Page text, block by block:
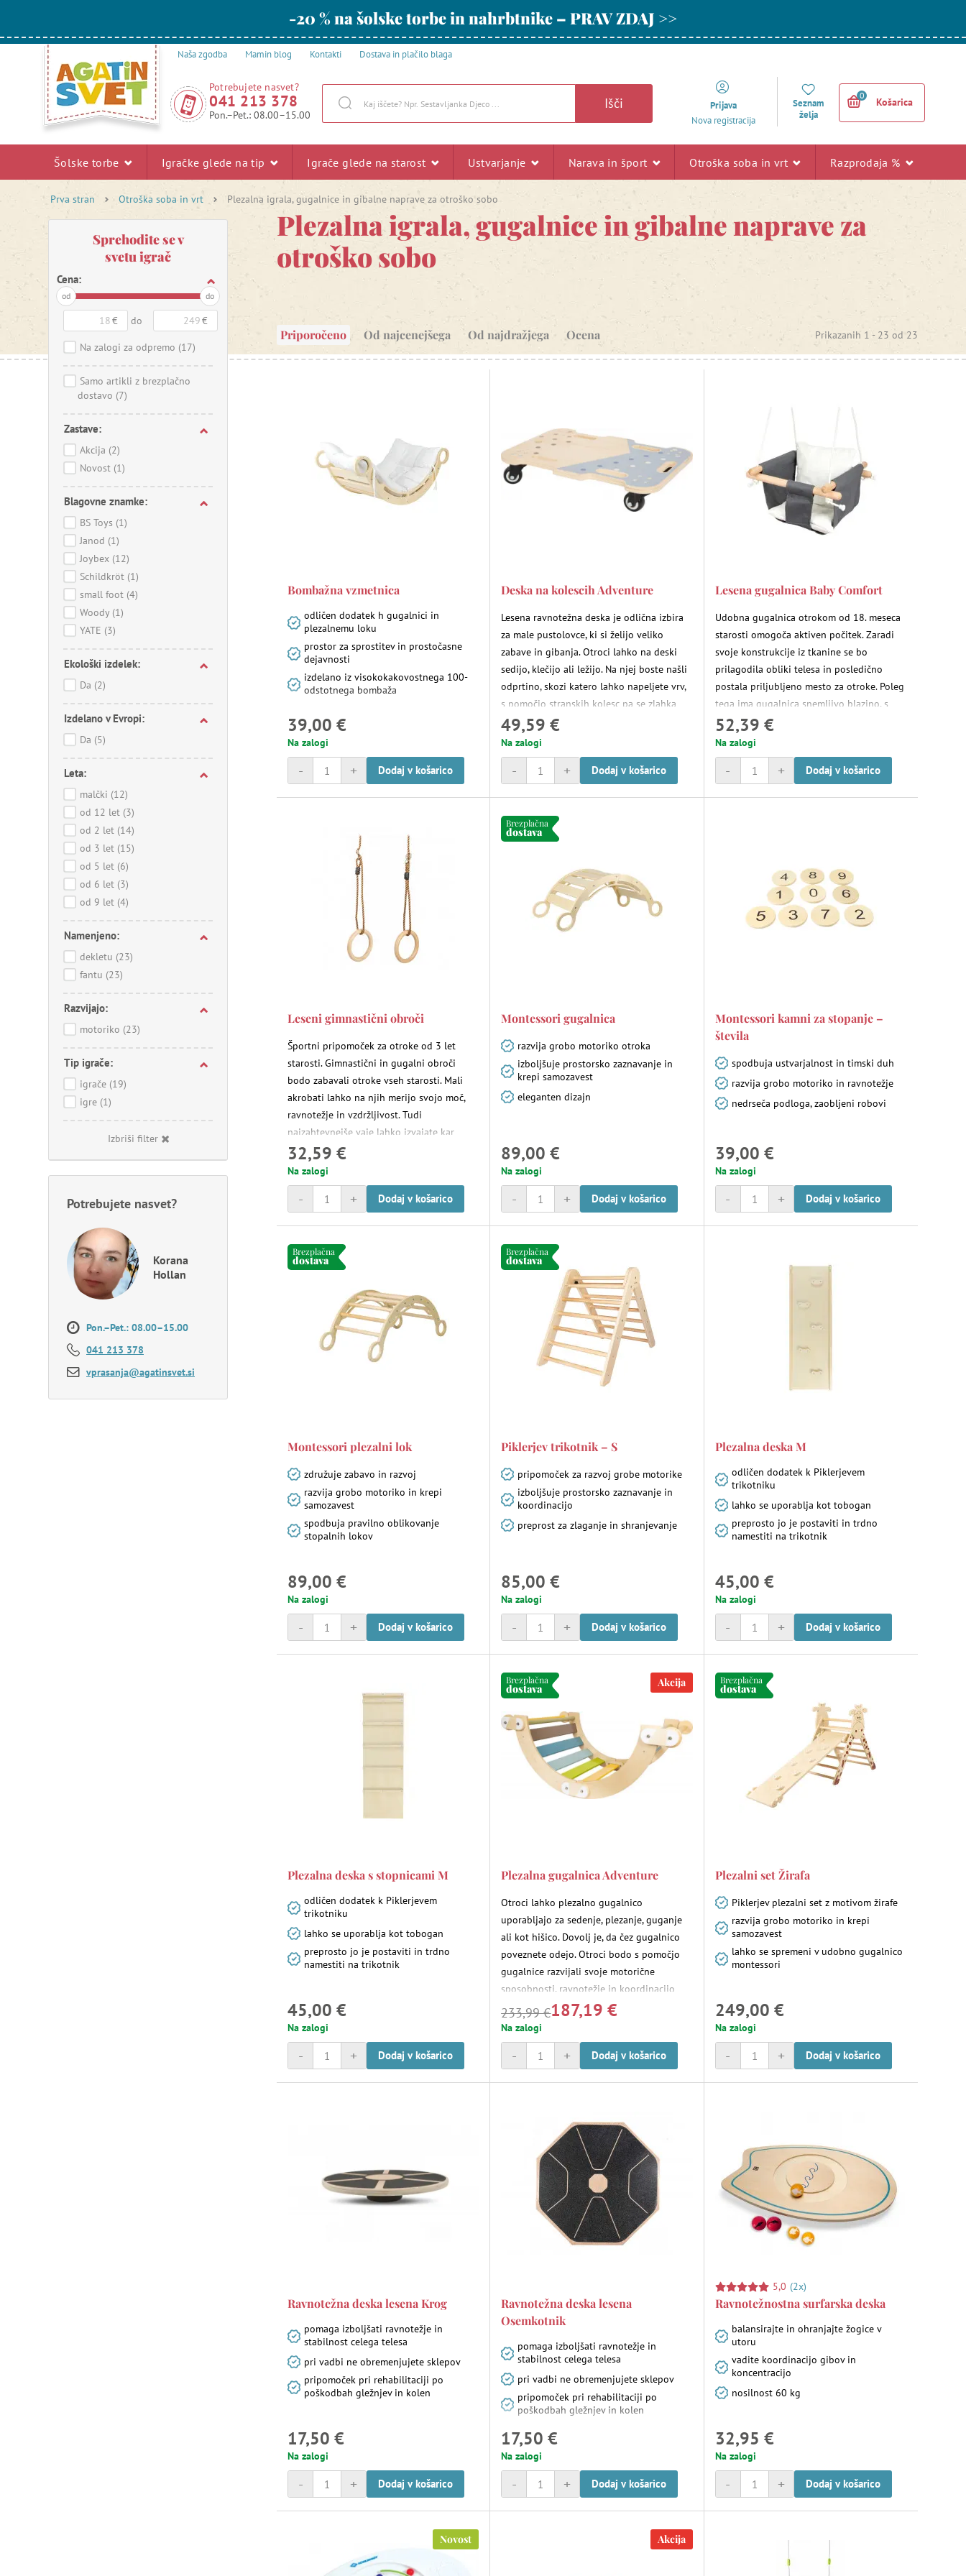
-20 % na šolske torbe in nahrbtnike – PRAV ZDAJ >>
Naša zgodba Mamin blog Kontakti Dostava in plačilo blaga
Potrebujete nasvet?
041 213 378
Pon.–Pet.: 08.00–15.00
Išči
Prijava
Nova registracija
Seznam
želja
0
Košarica
Šolske torbe Igračke glede na tip Igrače glede na starost Ustvarjanje Narava in šport Otroška soba in vrt Razprodaja %
Prva stran Otroška soba in vrt Plezalna igrala, gugalnice in gibalne naprave za otroško sobo
Sprehodite se v
svetu igrač
Cena:
od do
€ do €
Na zalogi za odpremo (17)
Samo artikli z brezplačno
dostavo (7)
Zastave:
Akcija (2)
Novost (1)
Blagovne znamke:
BS Toys (1)
Janod (1)
Joybex (12)
Schildkröt (1)
small foot (4)
Woody (1)
YATE (3)
Ekološki izdelek:
Da (2)
Izdelano v Evropi:
Da (5)
Leta:
malčki (12)
od 12 let (3)
od 2 let (14)
od 3 let (15)
od 5 let (6)
od 6 let (3)
od 9 let (4)
Namenjeno:
dekletu (23)
fantu (23)
Razvijajo:
motoriko (23)
Tip igrače:
igrače (19)
igre (1)
Izbriši filter
Potrebujete nasvet?
Korana
Hollan
Pon.–Pet.: 08.00–15.00
041 213 378
vprasanja@agatinsvet.si
Plezalna igrala, gugalnice in gibalne naprave za
otroško sobo
Priporočeno Od najcenejšega Od najdražjega Ocena Prikazanih 1 - 23 od 23
Bombažna vzmetnica
odličen dodatek h gugalnici in
plezalnemu loku
prostor za sprostitev in prostočasne
dejavnosti
izdelano iz visokokakovostnega 100-
odstotnega bombaža
39,00 €
Na zalogi
+
- Dodaj v košarico
Deska na kolescih Adventure
Lesena ravnotežna deska je odlična izbira
za male pustolovce, ki si želijo veliko
zabave in gibanja. Otroci lahko na deski
sedijo, klečijo ali ležijo. Na njej boste našli
odprtino, skozi katero lahko napeljete vrv,
s pomočjo stranskih kolesc pa se zlahka
obrača. Razmiki med odprtinami ščitijo
roke pri držanju. Zaradi gumiranih kolesc
se deska premika tiho in enostavno.
49,59 €
Na zalogi
+
- Dodaj v košarico
Lesena gugalnica Baby Comfort
Udobna gugalnica otrokom od 18. meseca
starosti omogoča aktiven počitek. Zaradi
svoje konstrukcije iz tkanine se bo
prilagodila obliki telesa in posledično
postala priljubljeno mesto za otroke. Poleg
tega ima gugalnica snemljivo blazino, s
katero lahko sedež prilagodite tudi
najmanjšim otrokom, in med guganjem se
bodo počutili kot na oblaku!
52,39 €
Na zalogi
+
- Dodaj v košarico
Leseni gimnastični obroči
Športni pripomoček za otroke od 3 let
starosti. Gimnastični in gugalni obroči
bodo zabavali otroke vseh starosti. Mali
akrobati lahko na njih merijo svojo moč,
ravnotežje in vzdržljivost. Tudi
najzahtevnejše vaje lahko izvajate kar
doma ali na vrtu. Velikost obročev je
prilagojena tudi manjšim otrokom. Vrvi so
enostavno nastavljive po višini, na koncih
pa imajo kovinske obročke za obešanje.
32,59 €
Na zalogi
+
- Dodaj v košarico
Brezplačna
dostava
Montessori gugalnica
razvija grobo motoriko otroka
izboljšuje prostorsko zaznavanje in
krepi samozavest
eleganten dizajn
89,00 €
Na zalogi
+
- Dodaj v košarico
Montessori kamni za stopanje –
števila
spodbuja ustvarjalnost in timski duh
razvija grobo motoriko in ravnotežje
nedrseča podloga, zaobljeni robovi
39,00 €
Na zalogi
+
- Dodaj v košarico
Brezplačna
dostava
Montessori plezalni lok
združuje zabavo in razvoj
razvija grobo motoriko in krepi
samozavest
spodbuja pravilno oblikovanje
stopalnih lokov
89,00 €
Na zalogi
+
- Dodaj v košarico
Brezplačna
dostava
Piklerjev trikotnik – S
pripomoček za razvoj grobe motorike
izboljšuje prostorsko zaznavanje in
koordinacijo
preprost za zlaganje in shranjevanje
85,00 €
Na zalogi
+
- Dodaj v košarico
Plezalna deska M
odličen dodatek k Piklerjevem
trikotniku
lahko se uporablja kot tobogan
preprosto jo je postaviti in trdno
namestiti na trikotnik
45,00 €
Na zalogi
+
- Dodaj v košarico
Plezalna deska s stopnicami M
odličen dodatek k Piklerjevem
trikotniku
lahko se uporablja kot tobogan
preprosto jo je postaviti in trdno
namestiti na trikotnik
45,00 €
Na zalogi
+
- Dodaj v košarico
Brezplačna
dostava Akcija
Plezalna gugalnica Adventure
Otroci lahko plezalno gugalnico
uporabljajo za sedenje, plezanje, guganje
ali kot hišico. Dovolj je, da čez gugalnico
poveznete odejo. Otroci bodo s pomočjo
gugalnice razvijali svoje motorične
sposobnosti, ravnotežje in koordinacijo
gibanja. Gugalnica se lahko uporablja tudi
za gibalno terapijo. Je odličen dodatek k
vsaki sobi ali igralnemu prostoru in jo je
mogoče igrivo kombinirati z drugimi
233,99 €187,19 €
Na zalogi
+
- Dodaj v košarico
Brezplačna
dostava
Plezalni set Žirafa
Piklerjev plezalni set z motivom žirafe
razvija grobo motoriko in krepi
samozavest
lahko se spremeni v udobno gugalnico
montessori
249,00 €
Na zalogi
+
- Dodaj v košarico
Ravnotežna deska lesena Krog
pomaga izboljšati ravnotežje in
stabilnost celega telesa
pri vadbi ne obremenjujete sklepov
pripomoček pri rehabilitaciji po
poškodbah gležnjev in kolen
17,50 €
Na zalogi
+
- Dodaj v košarico
Ravnotežna deska lesena
Osemkotnik
pomaga izboljšati ravnotežje in
stabilnost celega telesa
pri vadbi ne obremenjujete sklepov
pripomoček pri rehabilitaciji po
poškodbah gležnjev in kolen
17,50 €
Na zalogi
+
- Dodaj v košarico
5,0 (2x)
Ravnotežnostna surfarska deska
balansirajte in ohranjajte žogice v
utoru
vadite koordinacijo gibov in
koncentracijo
nosilnost 60 kg
32,95 €
Na zalogi
+
- Dodaj v košarico
Novost Akcija